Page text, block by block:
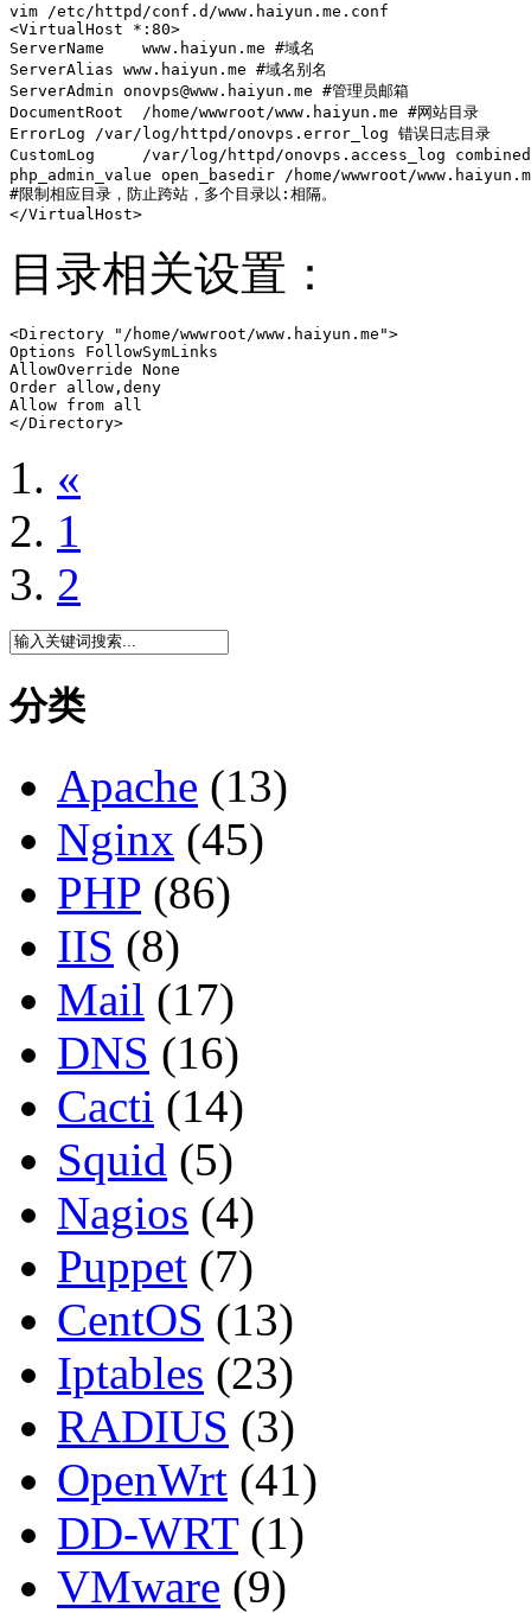
vim /etc/httpd/conf.d/www.haiyun.me.conf
<VirtualHost *:80>
ServerName    www.haiyun.me #域名
ServerAlias www.haiyun.me #域名别名
ServerAdmin onovps@www.haiyun.me #管理员邮箱
DocumentRoot  /home/wwwroot/www.haiyun.me #网站目录
ErrorLog /var/log/httpd/onovps.error_log 错误日志目录
CustomLog     /var/log/httpd/onovps.access_log combined #
php_admin_value open_basedir /home/wwwroot/
#限制相应目录，防止跨站，多个目录以:相隔。
</VirtualHost>
目录相关设置：
<Directory "/home/wwwroot/www.haiyun.me">
Options FollowSymLinks
AllowOverride None
Order allow,deny
Allow from all
</Directory>
«
1
2
分类
Apache (13)
Nginx (45)
PHP (86)
IIS (8)
Mail (17)
DNS (16)
Cacti (14)
Squid (5)
Nagios (4)
Puppet (7)
CentOS (13)
Iptables (23)
RADIUS (3)
OpenWrt (41)
DD-WRT(1)
VMware (9)